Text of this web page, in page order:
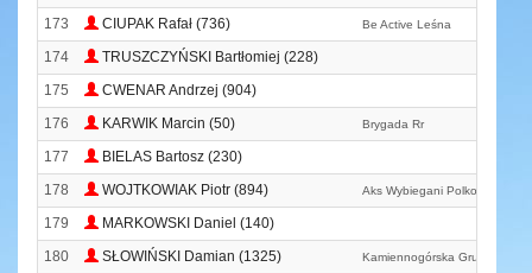
173 CIUPAK Rafał (736) Be Active Leśna
174
TRUSZCZYŃSKI Bartłomiej (228)
175
CWENAR Andrzej (904)
176
KARWIK Marcin (50) Brygada Rr
177
BIELAS Bartosz (230)
178
WOJTKOWIAK Piotr (894) Aks Wybiegani Polkowice
179
MARKOWSKI Daniel (140)
180
SŁOWIŃSKI Damian (1325) Kamiennogórska Grupa